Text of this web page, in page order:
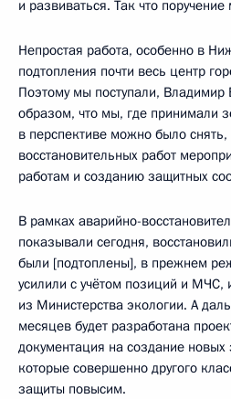
и развиваться. Так что
Непростая работа, особенно в
подтопления почти весь центр
Поэтому мы поступали, Владимир
образом, что мы, где принимали
в перспективе можно было
восстановительных работ
работам и созданию защитных
В рамках аварийно-
показывали сегодня,
были [подтоплены], в прежнем
усилили с учётом позиций и МЧС,
из Министерства экологии. А
месяцев будет разработана
документация на создание
которые совершенно другого
защиты повысим.